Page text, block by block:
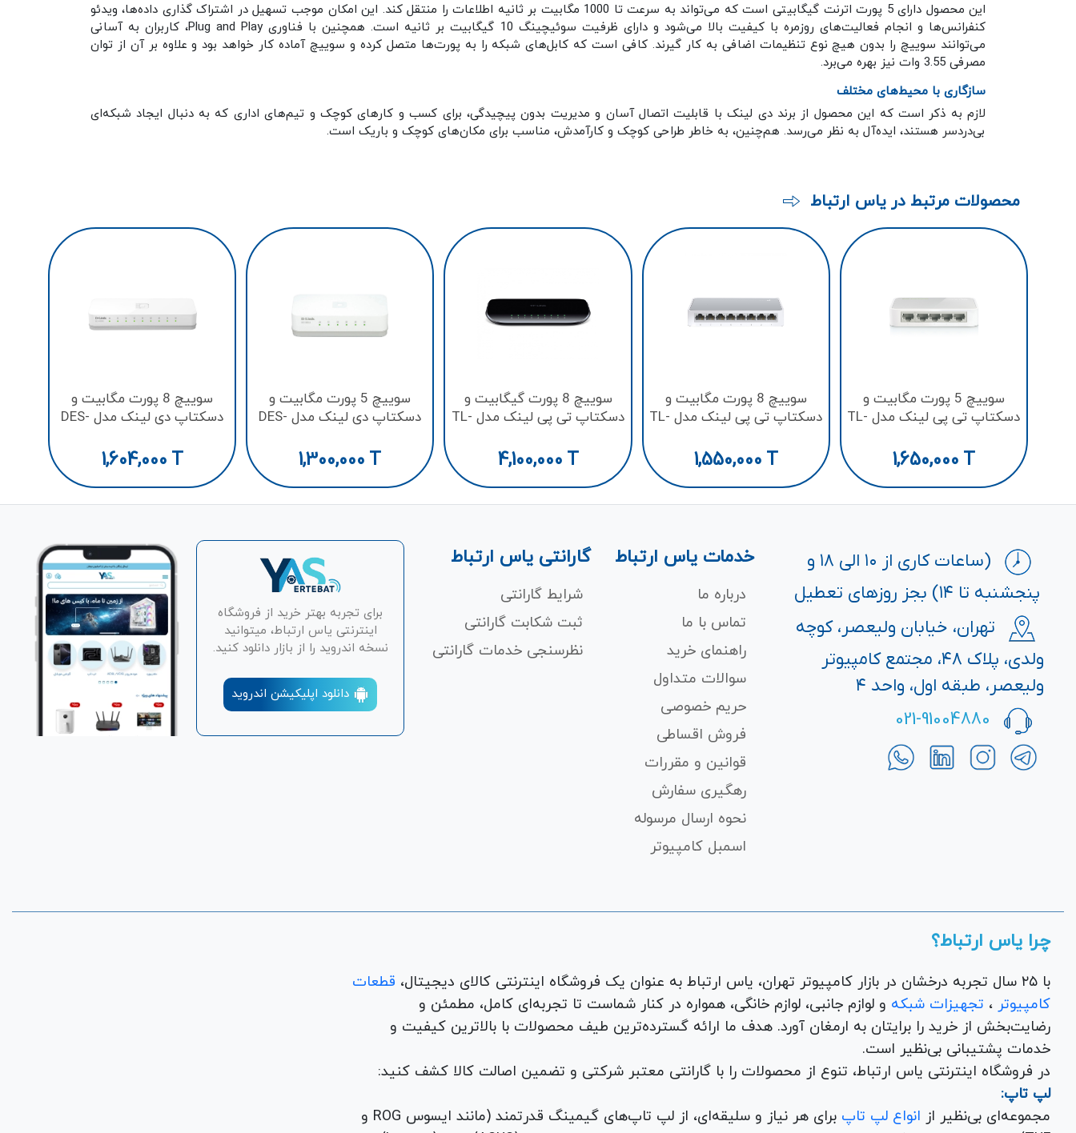
این محصول دارای 5 پورت اترنت گیگابیتی است که می‌تواند به سرعت تا 1000 مگابیت بر ثانیه اطلاعات را منتقل کند. این امکان موجب تسهیل در اشتراک‌ گذاری داده‌ها، ویدئو
کنفرانس‌ها و انجام فعالیت‌های روزمره با کیفیت بالا می‌شود و دارای ظرفیت سوئیچینگ 10 گیگابیت بر ثانیه است. همچنین با فناوری Plug and Play، کاربران به آسانی
می‌توانند سوییچ را بدون هیچ نوع تنظیمات اضافی به کار گیرند. کافی است که کابل‌های شبکه را به پورت‌ها متصل کرده و سوییچ آماده کار خواهد بود و علاوه بر آن از توان
مصرفی 3.55 وات نیز بهره می‌برد.
سازگاری با محیط‌های مختلف
لازم به ذکر است که این محصول از برند دی لینک با قابلیت اتصال آسان و مدیریت بدون پیچیدگی، برای کسب و کارهای کوچک و تیم‌های اداری که به دنبال ایجاد شبکه‌ای
بی‌دردسر هستند، ایده‌آل به نظر می‌رسد. هم‌چنین، به خاطر طراحی کوچک و کارآمدش، مناسب برای مکان‌های کوچک و باریک است.
محصولات مرتبط در یاس ارتباط
سوییچ 5 پورت مگابیت و
دسکتاپ تی پی لینک مدل TL-
1,650,000 T
سوییچ 8 پورت مگابیت و
دسکتاپ تی پی لینک مدل TL-
1,550,000 T
سوییچ 8 پورت گیگابیت و
دسکتاپ تی پی لینک مدل TL-
4,100,000 T
سوییچ 5 پورت مگابیت و
دسکتاپ دی لینک مدل DES-
1,300,000 T
سوییچ 8 پورت مگابیت و
دسکتاپ دی لینک مدل DES-
1,604,000 T
(ساعات کاری از ۱۰ الی ۱۸ و
پنجشنبه تا ۱۴) بجز روزهای تعطیل
تهران، خیابان ولیعصر، کوچه
ولدی، پلاک ۴۸، مجتمع کامپیوتر
ولیعصر، طبقه اول، واحد ۴
021-91004880
خدمات یاس ارتباط
درباره ما
تماس با ما
راهنمای خرید
سوالات متداول
حریم خصوصی
فروش اقساطی
قوانین و مقررات
رهگیری سفارش
نحوه ارسال مرسوله
اسمبل کامپیوتر
گارانتی یاس ارتباط
شرایط گارانتی
ثبت شکابت‌ گارانتی
نظرسنجی خدمات گارانتی
برای تجربه بهتر خرید از فروشگاه
اینترنتی یاس ارتباط، میتوانید
نسخه اندروید را از بازار دانلود کنید.
دانلود اپلیکیشن اندروید
چرا یاس ارتباط؟
با ۲۵ سال تجربه درخشان در بازار کامپیوتر تهران، یاس ارتباط به عنوان یک فروشگاه اینترنتی کالای دیجیتال،
قطعات
کامپیوتر ، تجهیزات شبکه
و لوازم جانبی، لوازم خانگی، همواره در کنار شماست تا تجربه‌ای کامل، مطمئن و
رضایت‌بخش از خرید را برایتان به ارمغان آورد. هدف ما ارائه گسترده‌ترین طیف محصولات با بالاترین کیفیت و
خدمات پشتیبانی بی‌نظیر است.
در فروشگاه اینترنتی یاس ارتباط، تنوع از محصولات را با گارانتی معتبر شرکتی و تضمین اصالت کالا کشف کنید:
لپ تاپ:
مجموعه‌ای بی‌نظیر از انواع لپ تاپ
برای هر نیاز و سلیقه‌ای، از لپ تاپ‌های گیمینگ قدرتمند (مانند ایسوس ROG و